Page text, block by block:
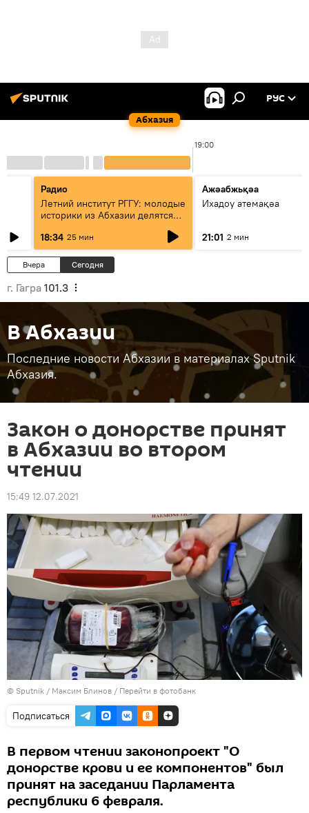
Абхазия
РУС
19:00
Радио
Летний институт РГГУ: молодые
историки из Абхазии делятся
18:34 25 мин
Ажәабжьқәа
Ихадоу атемақәа
21:01 2 мин
Вчера Сегодня
г. Гагра 101.3
В Абхазии
Последние новости Абхазии в материалах Sputnik
Абхазия.
Закон о донорстве принят
в Абхазии во втором
чтении
15:49 12.07.2021
© Sputnik / Максим Блинов / Перейти в фотобанк
Подписаться
В первом чтении законопроект "О
донорстве крови и ее компонентов" был
принят на заседании Парламента
республики 6 февраля.